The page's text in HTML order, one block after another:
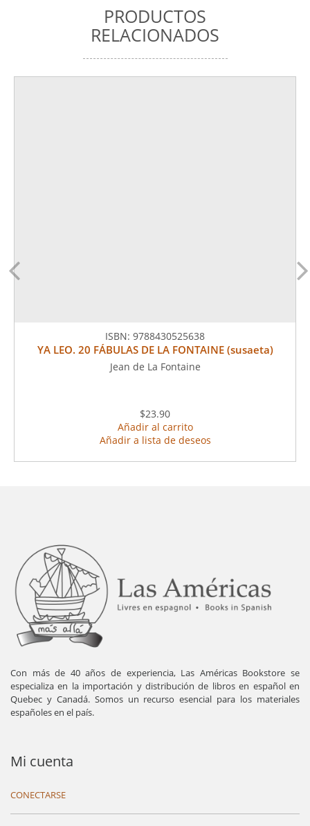
PRODUCTOS
RELACIONADOS
ISBN: 9788430525638
YA LEO. 20 FÁBULAS DE LA FONTAINE (susaeta)
Jean de La Fontaine
$23.90
Añadir al carrito
Añadir a lista de deseos
Con más de 40 años de experiencia, Las Américas Bookstore se
especializa en la importación y distribución de libros en español en
Quebec y Canadá. Somos un recurso esencial para los materiales
españoles en el país.
Mi cuenta
CONECTARSE